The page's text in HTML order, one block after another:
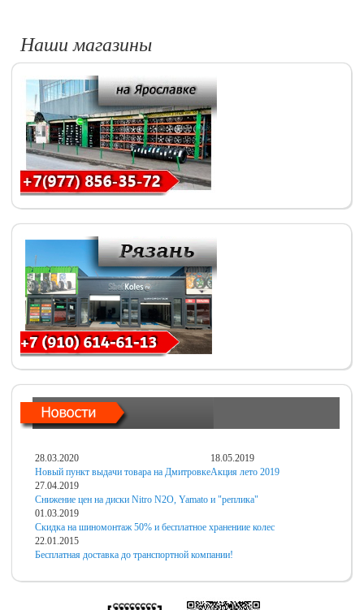
Наши магазины
28.03.2020
Новый пункт выдачи товара на Дмитровке
18.05.2019
Акция лето 2019
27.04.2019
Снижение цен на диски Nitro N2O, Yamato и "реплика"
01.03.2019
Скидка на шиномонтаж 50% и бесплатное хранениие колес
22.01.2015
Бесплатная доставка до транспортной компании!